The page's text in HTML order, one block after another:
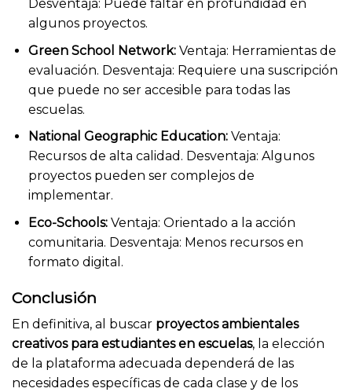
Desventaja: Puede faltar en profundidad en
algunos proyectos.
Green School Network:Ventaja: Herramientas de
evaluación. Desventaja: Requiere una suscripción
que puede no ser accesible para todas las
escuelas.
National Geographic Education:Ventaja:
Recursos de alta calidad. Desventaja: Algunos
proyectos pueden ser complejos de
implementar.
Eco-Schools:Ventaja: Orientado a la acción
comunitaria. Desventaja: Menos recursos en
formato digital.
Conclusión
En definitiva, al buscar proyectos ambientales
creativos para estudiantes en escuelas, la elección
de la plataforma adecuada dependerá de las
necesidades específicas de cada clase y de los